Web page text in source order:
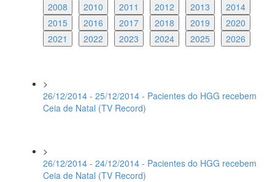
2008
2010 2011 2012 2013
2014
2015
2016 2017 2018 2019
2020
2021
2022 2023 2024 2025 2026
>
26/12/2014 - 25/12/2014 - Pacientes do HGG recebem
Ceia de Natal (TV Record)
>
26/12/2014 - 24/12/2014 - Pacientes do HGG recebem
Ceia de Natal (TV Record)